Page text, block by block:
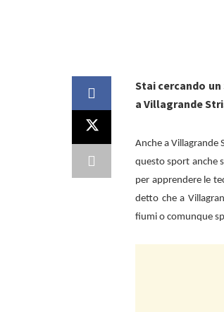
Stai cercando
a Villagrande
Anche aVillagrande
questo sport anche
per apprendere le
detto che a
fiumi o comunque